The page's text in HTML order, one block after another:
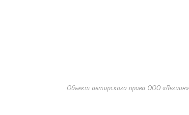
Объект авторского права ООО «Легион»